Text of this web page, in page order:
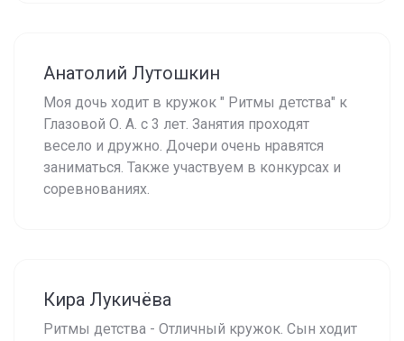
Анатолий Лутошкин
Моя дочь ходит в кружок " Ритмы детства" к
Глазовой О. А. с 3 лет. Занятия проходят
весело и дружно. Дочери очень нравятся
заниматься. Также участвуем в конкурсах и
соревнованиях.
Кира Лукичёва
Ритмы детства - Отличный кружок. Сын ходит